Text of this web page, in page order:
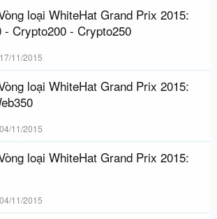
loại WhiteHat Grand Prix 2015:
- Crypto200 - Crypto250
17/11/2015
loại WhiteHat Grand Prix 2015:
04/11/2015
loại WhiteHat Grand Prix 2015:
04/11/2015